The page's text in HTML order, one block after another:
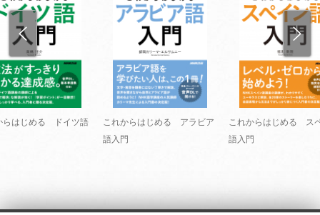
らはじめる ドイツ語
これからはじめる アラビア
語入門
これからはじめる ス
語入門